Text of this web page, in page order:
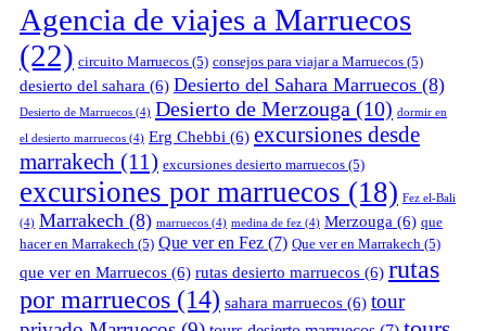
Agencia de viajes a Marruecos
(22) circuito Marruecos (5) consejos para viajar a Marruecos (5)
desierto del sahara (6) Desierto del Sahara Marruecos (8)
Desierto de Marruecos (4) Desierto de Merzouga (10) dormir en
el desierto marruecos (4) Erg Chebbi (6) excursiones desde
marrakech (11) excursiones desierto marruecos (5)
excursiones por marruecos (18) Fez el-Bali
(4) Marrakech (8) marruecos (4) medina de fez (4) Merzouga (6) que
hacer en Marrakech (5) Que ver en Fez (7) Que ver en Marrakech (5)
que ver en Marruecos (6) rutas desierto marruecos (6) rutas
por marruecos (14) sahara marruecos (6) tour